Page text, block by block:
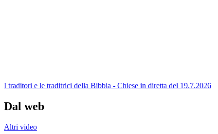
I traditori e le traditrici della Bibbia - Chiese in diretta del 19.7.2026
Dal web
Altri video